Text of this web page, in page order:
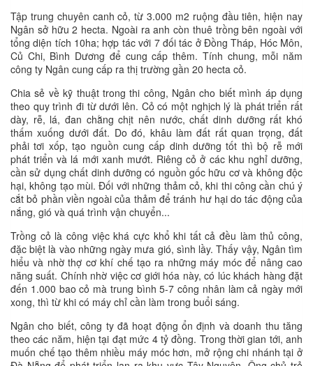
Tập trung chuyên canh cỏ, từ 3.000 m2 ruộng đầu tiên, hiện nay
Ngân sở hữu 2 hecta. Ngoài ra anh còn thuê trồng bên ngoài với
tổng diện tích 10ha; hợp tác với 7 đối tác ở Đồng Tháp, Hóc Môn,
Củ Chi, Bình Dương để cung cấp thêm. Tính chung, mỗi năm
công ty Ngân cung cấp ra thị trường gần 20 hecta cỏ.
Chia sẻ về kỹ thuật trong thi công, Ngân cho biết mình áp dụng
theo quy trình đi từ dưới lên. Cỏ có một nghịch lý là phát triển rất
dày, rễ, lá, đan chằng chịt nên nước, chất dinh dưỡng rất khó
thấm xuống dưới đất. Do đó, khâu làm đất rất quan trọng, đất
phải tơi xốp, tạo nguồn cung cấp dinh dưỡng tốt thì bộ rễ mới
phát triển và lá mới xanh mướt. Riêng cỏ ở các khu nghỉ dưỡng,
cần sử dụng chất dinh dưỡng có nguồn gốc hữu cơ và không độc
hại, không tạo mùi. Đối với những thảm cỏ, khi thi công cần chú ý
cắt bỏ phần viền ngoài của thảm để tránh hư hại do tác động của
nắng, gió và quá trình vận chuyển...
Trồng cỏ là công việc khá cực khổ khi tất cả đều làm thủ công,
đặc biệt là vào những ngày mưa gió, sình lầy. Thấy vậy, Ngân tìm
hiểu và nhờ thợ cơ khí chế tạo ra những máy móc để nâng cao
năng suất. Chính nhờ việc cơ giới hóa này, có lúc khách hàng đặt
đến 1.000 bao cỏ mà trung bình 5-7 công nhân làm cả ngày mới
xong, thì từ khi có máy chỉ cần làm trong buổi sáng.
Ngân cho biết, công ty đã hoạt động ổn định và doanh thu tăng
theo các năm, hiện tại đạt mức 4 tỷ đồng. Trong thời gian tới, anh
muốn chế tạo thêm nhiều máy móc hơn, mở rộng chi nhánh tại ở